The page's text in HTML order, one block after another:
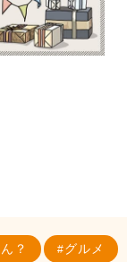
？ グルメ